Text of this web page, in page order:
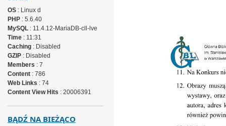
OS: Linux d
PHP: 5.6.40
MySQL: 11.4.12-MariaDB-cll-lve
Time: 11:31
Caching: Disabled
GZIP: Disabled
Members : 7
Content: 786
Web Links : 74
Content View Hits : 20006391
BĄDŹ NA BIEŻĄCO